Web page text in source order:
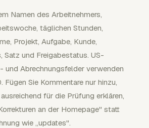
Namen des Arbeitnehmers,
täglichen Stunden,
Projekt, Aufgabe, Kunde,
Satz und Freigabestatus. US-
und Abrechnungsfelder verwenden
Fügen Sie Kommentare nur hinzu,
für die Prüfung erklären,
an der Homepage" statt
wie „updates".